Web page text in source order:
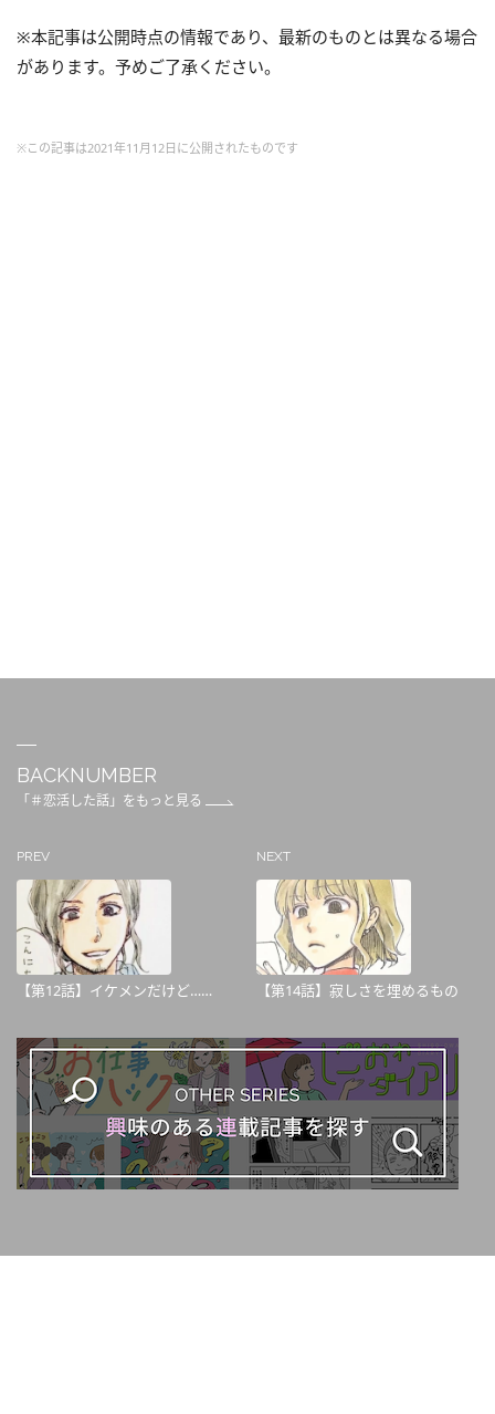
※本記事は公開時点の情報であり、最新のものとは異なる場合
があります。予めご了承ください。
※この記事は2021年11月12日に公開されたものです
BACKNUMBER
「＃恋活した話」をもっと見る
PREV
【第12話】イケメンだけど……
NEXT
【第14話】寂しさを埋めるもの